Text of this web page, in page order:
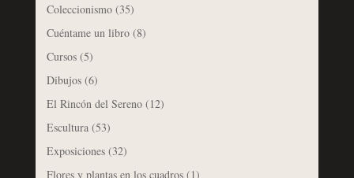
Coleccionismo(35)
Cuéntame un libro(8)
Cursos(5)
Dibujos(6)
El Rincón del Sereno(12)
Escultura(53)
Exposiciones(32)
Flores y plantas en los cuadros(1)